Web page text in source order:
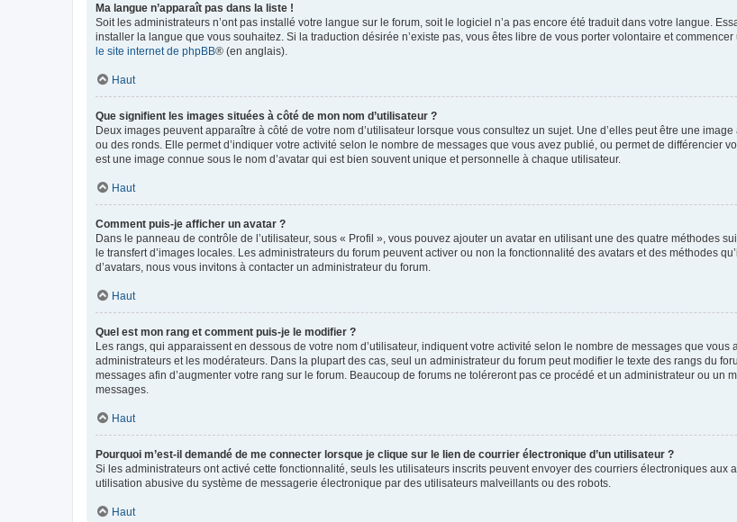
Ma langue n’apparaît pas dans la liste !
Soit les administrateurs n’ont pas installé votre langue sur le forum, soit le logiciel n’a pas encore été traduit dans votre langue.
installer la langue que vous souhaitez. Si la traduction désirée n’existe pas, vous êtes libre de vous porter volontaire et
le site internet de phpBB® (en anglais).
Haut
Que signifient les images situées à côté de mon nom d’utilisateur ?
Deux images peuvent apparaître à côté de votre nom d’utilisateur lorsque vous consultez un sujet. Une d’elles peut être une
ou des ronds. Elle permet d’indiquer votre activité selon le nombre de messages que vous avez publié, ou permet de différencier
est une image connue sous le nom d’avatar qui est bien souvent unique et personnelle à chaque utilisateur.
Haut
Comment puis-je afficher un avatar ?
Dans le panneau de contrôle de l’utilisateur, sous « Profil », vous pouvez ajouter un avatar en utilisant une des quatre méthodes
le transfert d’images locales. Les administrateurs du forum peuvent activer ou non la fonctionnalité des avatars et des méthodes
d’avatars, nous vous invitons à contacter un administrateur du forum.
Haut
Quel est mon rang et comment puis-je le modifier ?
Les rangs, qui apparaissent en dessous de votre nom d’utilisateur, indiquent votre activité selon le nombre de messages que
administrateurs et les modérateurs. Dans la plupart des cas, seul un administrateur du forum peut modifier le texte des rangs du
messages afin d’augmenter votre rang sur le forum. Beaucoup de forums ne toléreront pas ce procédé et un administrateur ou un
messages.
Haut
Pourquoi m’est-il demandé de me connecter lorsque je clique sur le lien de courrier électronique d’un utilisateur ?
Si les administrateurs ont activé cette fonctionnalité, seuls les utilisateurs inscrits peuvent envoyer des courriers électroniques
utilisation abusive du système de messagerie électronique par des utilisateurs malveillants ou des robots.
Haut